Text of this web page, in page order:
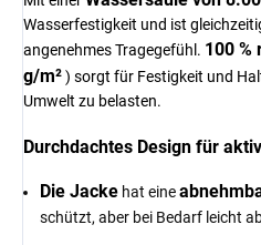
Wasserfestigkeit und ist
angenehmes Tragegefühl. 100 %
g/m²) sorgt für Festigkeit und
Umwelt zu belasten.
Durchdachtes Design für
Die Jacke hat eine
schützt, aber bei Bedarf leicht